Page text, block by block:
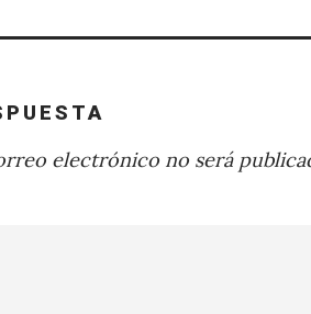
electrónico no será